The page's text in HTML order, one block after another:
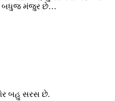
બધુજ મંજુર છે…
બહુ સરસ છે.